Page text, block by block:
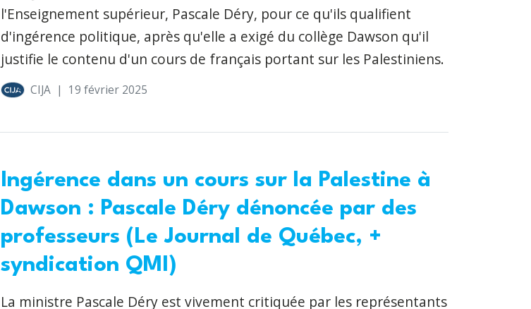
l'Enseignement supérieur, Pascale Déry, pour ce qu'ils qualifient
d'ingérence politique, après qu'elle a exigé du collège Dawson qu'il
justifie le contenu d'un cours de français portant sur les Palestiniens.
CIJA | 19 février 2025
Ingérence dans un cours sur la Palestine à
Dawson : Pascale Déry dénoncée par des
professeurs (Le Journal de Québec, +
syndication QMI)
La ministre Pascale Déry est vivement critiquée par les représentants